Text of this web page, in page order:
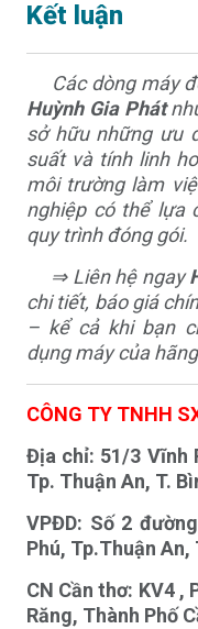
Kết luận
Các dòng máy
Huỳnh Gia Phát
sở hữu những ưu
suất và tính linh
môi trường làm
nghiệp có thể lựa
quy trình đóng gói.
⇒ Liên hệ ngay
chi tiết, báo giá
– kể cả khi bạn
dụng máy của
CÔNG TY TNHH
Địa chỉ: 51/3 Vĩnh
Tp. Thuận An, T.
VPĐD: Số 2
Phú, Tp.Thuận An,
CN Cần thơ: KV4 ,
Răng, Thành Phố